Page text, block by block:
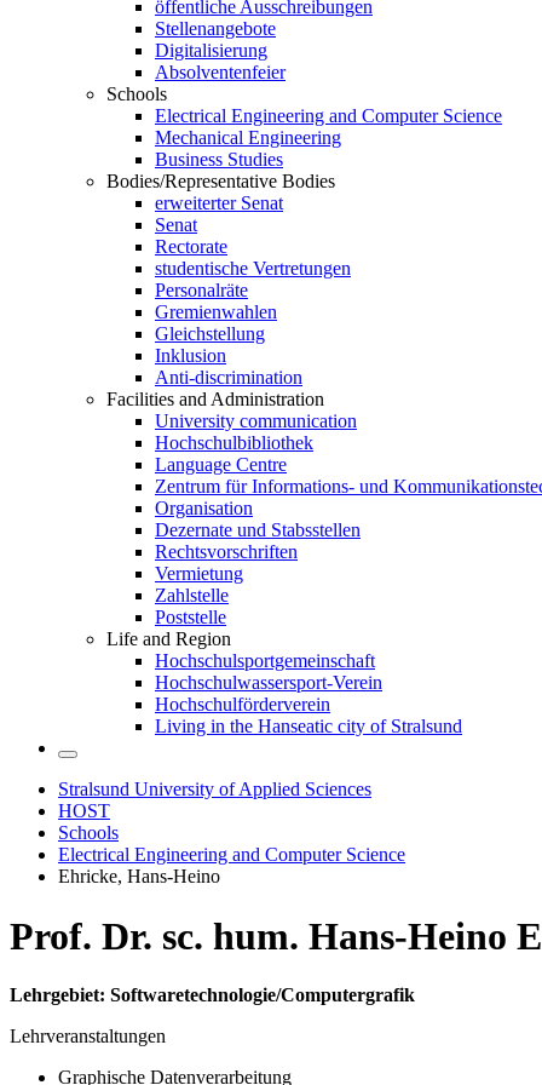
öffentliche Ausschreibungen
Stellenangebote
Digitalisierung
Absolventenfeier
Schools
Electrical Engineering and Computer Science
Mechanical Engineering
Business Studies
Bodies/Representative Bodies
erweiterter Senat
Senat
Rectorate
studentische Vertretungen
Personalräte
Gremienwahlen
Gleichstellung
Inklusion
Anti-discrimination
Facilities and Administration
University communication
Hochschulbibliothek
Language Centre
Zentrum für Informations- und
Organisation
Dezernate und Stabsstellen
Rechtsvorschriften
Vermietung
Zahlstelle
Poststelle
Life and Region
Hochschulsportgemeinschaft
Hochschulwassersport-Verein
Hochschulförderverein
Living in the Hanseatic city of Stralsund
Stralsund University of Applied Sciences
HOST
Schools
Electrical Engineering and Computer Science
Ehricke, Hans-Heino
Prof. Dr. sc. hum. Hans-Heino
Lehrgebiet: Softwaretechnologie/Computergrafik
Lehrveranstaltungen
Graphische Datenverarbeitung